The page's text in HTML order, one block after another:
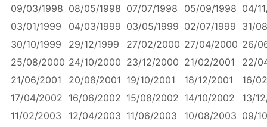
09/03/1998 08/05/1998 07/07/1998 05/09/1998 04/
03/01/1999
04/03/1999 03/05/1999 02/07/1999 31/
30/10/1999
29/12/1999 27/02/2000 27/04/2000 26/
25/08/2000 24/10/2000 23/12/2000 21/02/2001
22/
21/06/2001
20/08/2001 19/10/2001 18/12/2001
16/
17/04/2002 16/06/2002 15/08/2002 14/10/2002
13/
11/02/2003
12/04/2003 11/06/2003 10/08/2003 09/